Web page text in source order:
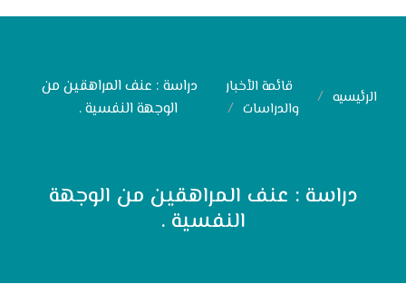
الرئيسيه
قائمة الأخبار
والدراسات
دراسة : عنف المراهقين من
الوجهة النفسية .
دراسة : عنف المراهقين من الوجهة
النفسية .